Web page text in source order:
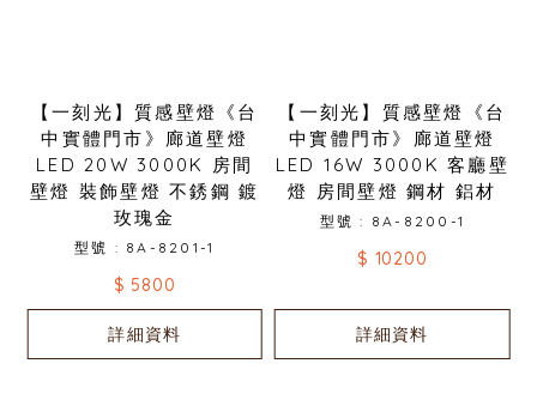
【一刻光】質感壁燈《台
中實體門市》廊道壁燈
LED 20W 3000K 房間
壁燈 裝飾壁燈 不銹鋼 鍍
玫瑰金
型號 : 8A-8201-1
$ 5800
詳細資料
【一刻光】質感壁燈《台
中實體門市》廊道壁燈
LED 16W 3000K 客廳壁
燈 房間壁燈 鋼材 鋁材
型號 : 8A-8200-1
$ 10200
詳細資料